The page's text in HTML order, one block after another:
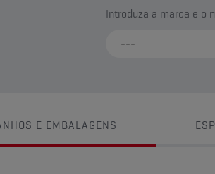
Introduza a marca e o
E EMBALAGENS